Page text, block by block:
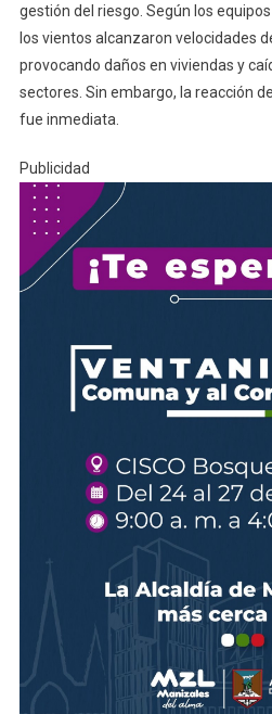
gestión del riesgo. Según los
los vientos alcanzaron velocidades
provocando daños en viviendas y
sectores. Sin embargo, la reacción
fue inmediata.
Publicidad